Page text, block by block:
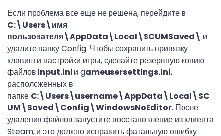
Если проблема все еще не решена, перейдите в
C:\Users\имя
пользователя\AppData\Local\SCUMSaved\ и
удалите папку Config. Чтобы сохранить привязку
клавиш и настройки игры, сделайте резервную копию
файлов input.ini и gameusersettings.ini,
расположенных в
папке C:\Users\username\AppData\Local\SC
UM\Saved\Config\WindowsNoEditor. После
удаления файлов запустите восстановление из клиента
Steam, и это должно исправить фатальную ошибку